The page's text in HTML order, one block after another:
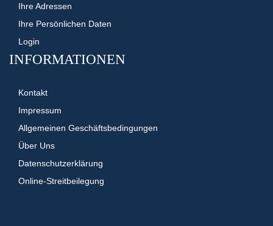
Ihre Adressen
Ihre Persönlichen Daten
Login
INFORMATIONEN
Kontakt
Impressum
Allgemeinen Geschäftsbedingungen
Über Uns
Datenschutzerklärung
Online-Streitbeilegung